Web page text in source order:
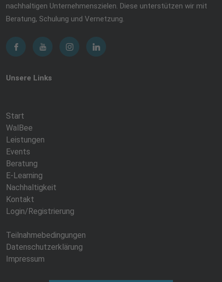
nachhaltigen Unternehmenszielen. Diese unterstützen wir mit
Beratung, Schulung und Vernetzung.
Unsere Links
Start
WalBee
Leistungen
Events
Beratung
E-Learning
Nachhaltigkeit
Kontakt
Login/Registrierung
Teilnahmebedingungen
Datenschutzerklärung
Impressum